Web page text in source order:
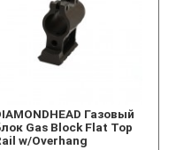
Газовый
Gas Block Flat Top
w/Overhang